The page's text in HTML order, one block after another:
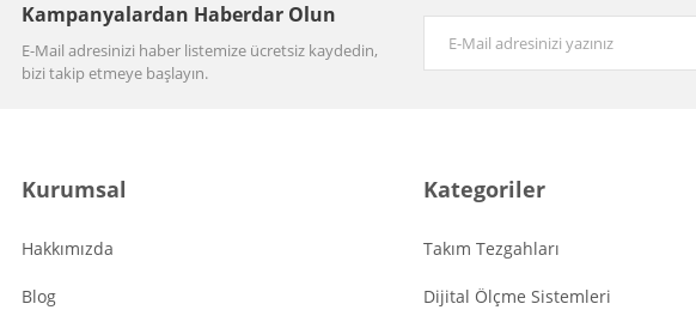
Kampanyalardan Haberdar Olun
E-Mail adresinizi haber listemize ücretsiz kaydedin,
bizi takip etmeye başlayın.
Kurumsal
Hakkımızda
Blog
Kategoriler
Takım Tezgahları
Dijital Ölçme Sistemleri